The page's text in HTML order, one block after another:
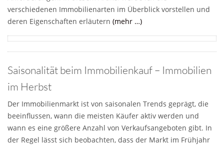
verschiedenen Immobilienarten im Überblick vorstellen und
deren Eigenschaften erläutern (mehr …)
Saisonalität beim Immobilienkauf – Immobilien
im Herbst
Der Immobilienmarkt ist von saisonalen Trends geprägt, die
beeinflussen, wann die meisten Käufer aktiv werden und
wann es eine größere Anzahl von Verkaufsangeboten gibt. In
der Regel lässt sich beobachten, dass der Markt im Frühjahr